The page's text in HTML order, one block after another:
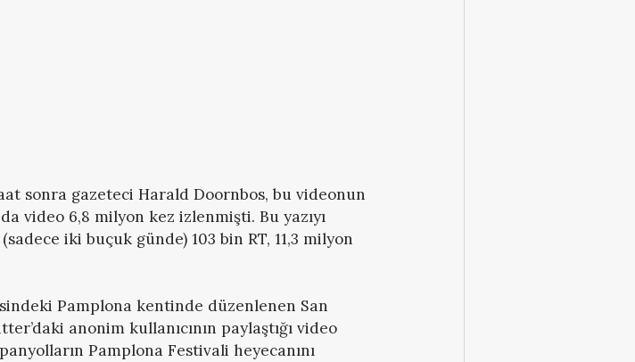
sonra gazeteci Harald Doornbos, bu videonun
video 6,8 milyon kez izlenmişti. Bu yazıyı
iki buçuk günde) 103 bin RT, 11,3 milyon
Pamplona kentinde düzenlenen San
anonim kullanıcının paylaştığı video
Pamplona Festivali heyecanını